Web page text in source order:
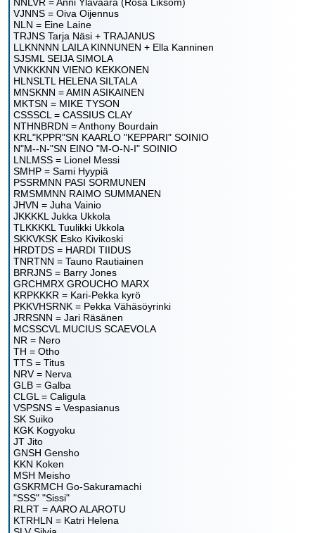
VJNNS = Oiva Oijennus
NLN = Eine Laine
TRJNS Tarja Näsi + TRAJANUS
LLKNNNN LAILA KINNUNEN + Ella Kanninen
SJSML SEIJA SIMOLA
VNKKKNN VIENO KEKKONEN
HLNSLTL HELENA SILTALA
MNSKNN = AMIN ASIKAINEN
MKTSN = MIKE TYSON
CSSSCL = CASSIUS CLAY
NTHNBRDN = Anthony Bourdain
KRL"KPPR"SN KAARLO "KEPPARI" SOINIO
N"M--N-"SN EINO "M-O-N-I" SOINIO
LNLMSS = Lionel Messi
SMHP = Sami Hyypiä
PSSRMNN PASI SORMUNEN
RMSMMNN RAIMO SUMMANEN
JHVN = Juha Vainio
JKKKKL Jukka Ukkola
TLKKKKL Tuulikki Ukkola
SKKVKSK Esko Kivikoski
HRDTDS = HARDI TIIDUS
TNRTNN = Tauno Rautiainen
BRRJNS = Barry Jones
GRCHMRX GROUCHO MARX
KRPKKKR = Kari-Pekka kyrö
PKKVHSRNK = Pekka Vähäsöyrinki
JRRSNN = Jari Räsänen
MCSSCVL MUCIUS SCAEVOLA
NR = Nero
TH = Otho
TTS = Titus
NRV = Nerva
GLB = Galba
CLGL = Caligula
VSPSNS = Vespasianus
SK Suiko
KGK Kogyoku
JT Jito
GNSH Gensho
KKN Koken
MSH Meisho
GSKRMCH Go-Sakuramachi
"SSS" "Sissi"
RLRT = AARO ALAROTU
KTRHLN = Katri Helena